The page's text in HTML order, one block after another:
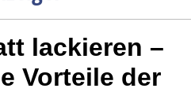
lackieren –
Vorteile der